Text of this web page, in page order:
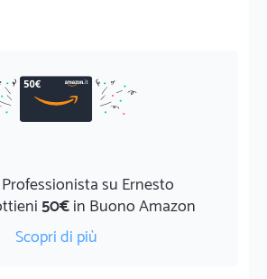
su Ernesto
50€in Buono Amazon
Scopri di più